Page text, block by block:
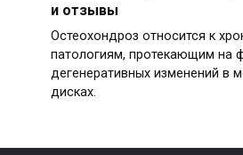
и отзывы
Остеохондроз относится к
патологиям, протекающим на
дегенеративных изменений в
дисках.